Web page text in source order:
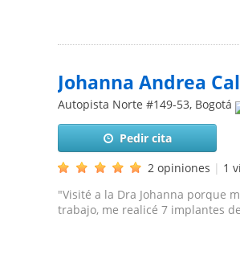
Johanna Andrea
Autopista Norte #149-53, Bogotá
Pedir cita
2 opiniones | 1
"Visité a la Dra Johanna porque
trabajo, me realicé 7 implantes